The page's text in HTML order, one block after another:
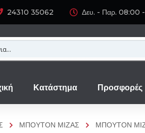
24310 35062 Δευ. - Παρ. 08:00
Κατάστημα Προσφορές
ΜΠΟΥΤΟΝ ΜΙΖΑΣ ΜΠΟΥΤΟΝ